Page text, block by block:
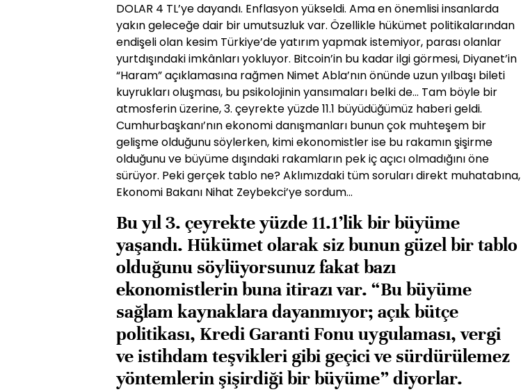
DOLAR 4 TL’ye dayandı. Enflasyon yükseldi. Ama en önemlisi insanlarda
yakın geleceğe dair bir umutsuzluk var. Özellikle hükümet politikalarından
endişeli olan kesim Türkiye’de yatırım yapmak istemiyor, parası olanlar
yurtdışındaki imkânları yokluyor. Bitcoin’in bu kadar ilgi görmesi, Diyanet’in
“Haram” açıklamasına rağmen Nimet Abla’nın önünde uzun yılbaşı bileti
kuyrukları oluşması, bu psikolojinin yansımaları belki de... Tam böyle bir
atmosferin üzerine, 3. çeyrekte yüzde 11.1 büyüdüğümüz haberi geldi.
Cumhurbaşkanı’nın ekonomi danışmanları bunun çok muhteşem bir
gelişme olduğunu söylerken, kimi ekonomistler ise bu rakamın şişirme
olduğunu ve büyüme dışındaki rakamların pek iç açıcı olmadığını öne
sürüyor. Peki gerçek tablo ne? Aklımızdaki tüm soruları direkt muhatabına,
Ekonomi Bakanı Nihat Zeybekci’ye sordum...
Bu yıl 3. çeyrekte yüzde 11.1’lik bir büyüme
yaşandı. Hükümet olarak siz bunun güzel bir tablo
olduğunu söylüyorsunuz fakat bazı
ekonomistlerin buna itirazı var. “Bu büyüme
sağlam kaynaklara dayanmıyor; açık bütçe
politikası, Kredi Garanti Fonu uygu­laması, vergi
ve istihdam teşvikleri gibi geçici ve sür­dürülemez
yöntemlerin şişirdiği bir büyüme” diyor­lar.